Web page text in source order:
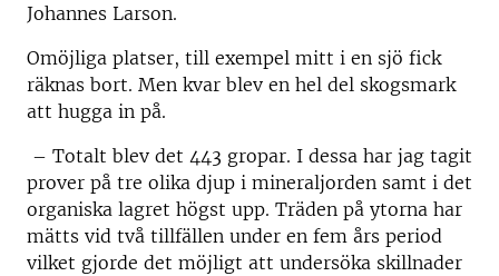
Johannes Larson.
Omöjliga platser, till exempel mitt i en sjö fick
räknas bort. Men kvar blev en hel del skogsmark
att hugga in på.
– Totalt blev det 443 gropar. I dessa har jag tagit
prover på tre olika djup i mineraljorden samt i det
organiska lagret högst upp. Träden på ytorna har
mätts vid två tillfällen under en fem års period
vilket gjorde det möjligt att undersöka skillnader